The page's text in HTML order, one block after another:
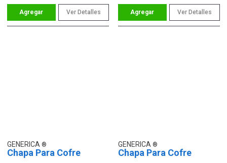
Ver Detalles Ver Detalles
GENERICA
Chapa Para Cofre
GENERICA
Chapa Para Cofre